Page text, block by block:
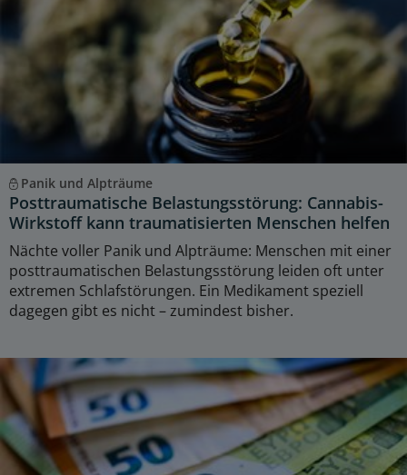
Panik und Alpträume
Posttraumatische Belastungsstörung: Cannabis-
Wirkstoff kann traumatisierten Menschen helfen
Nächte voller Panik und Alpträume: Menschen mit einer
posttraumatischen Belastungsstörung leiden oft unter
extremen Schlafstörungen. Ein Medikament speziell
dagegen gibt es nicht – zumindest bisher.